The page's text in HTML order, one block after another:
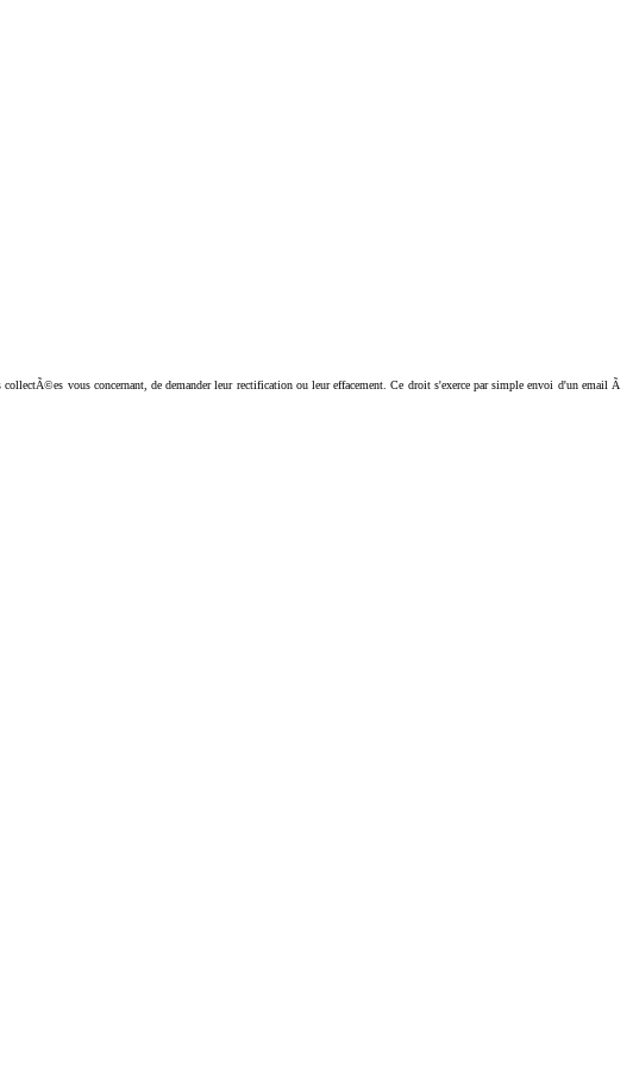
vous concernant, de demander leur rectification ou leur effacement. Ce droit s'exerce par simple envoi d'un email Ã